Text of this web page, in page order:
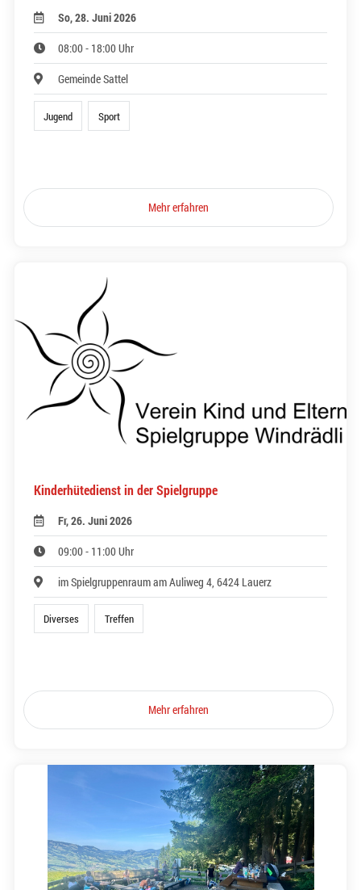
So, 28. Juni 2026
08:00 - 18:00 Uhr
Gemeinde Sattel
Jugend Sport
Mehr erfahren
Kinderhütedienst in der Spielgruppe
Fr, 26. Juni 2026
09:00 - 11:00 Uhr
im Spielgruppenraum am Auliweg 4, 6424 Lauerz
Diverses Treffen
Mehr erfahren